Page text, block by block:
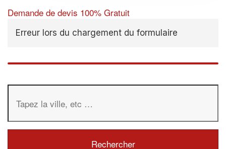
Demande de devis 100% Gratuit
Erreur lors du chargement du formulaire